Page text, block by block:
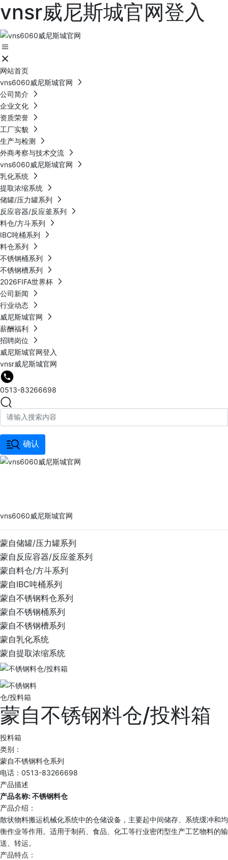
vnsr威尼斯城官网登入
网站首页
vns6060威尼斯城官网
公司简介
企业文化
资质荣誉
工厂实貌
生产与检测
外商考察与技术交流
vns6060威尼斯城官网
乳化系统
提取浓缩系统
储罐/压力罐系列
反应容器/反应釜系列
料仓/方斗系列
IBC吨桶系列
料仓系列
不锈钢桶系列
不锈钢槽系列
2026FIFA世界杯
公司新闻
行业动态
威尼斯城官网
薪酬福利
招聘岗位
威尼斯城官网登入
vnsr威尼斯城官网
0513-83266698
确认
vns6060威尼斯城官网
蒙自储罐/压力罐系列
蒙自反应容器/反应釜系列
蒙自料仓/方斗系列
蒙自IBC吨桶系列
蒙自不锈钢料仓系列
蒙自不锈钢桶系列
蒙自不锈钢槽系列
蒙自乳化系统
蒙自提取浓缩系统
蒙自不锈钢料仓/投料箱
投料箱
类别：
蒙自不锈钢料仓系列
电话：0513-83266698
产品描述
产品名称: 不锈钢料仓
产品介绍：
散状物料搬运机械化系统中的仓储设备，主要起中间储存、系统缓冲和均
衡作业等作用。适用于制药、食品、化工等行业密闭型生产工艺物料的输
送、转运。
产品特点：